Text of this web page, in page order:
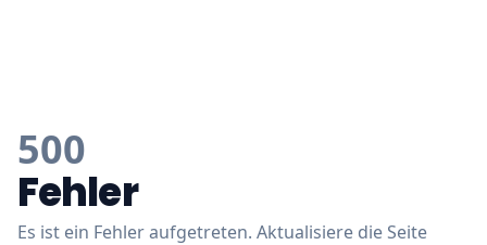
500
Fehler
Es ist ein Fehler aufgetreten. Aktualisiere die Seite